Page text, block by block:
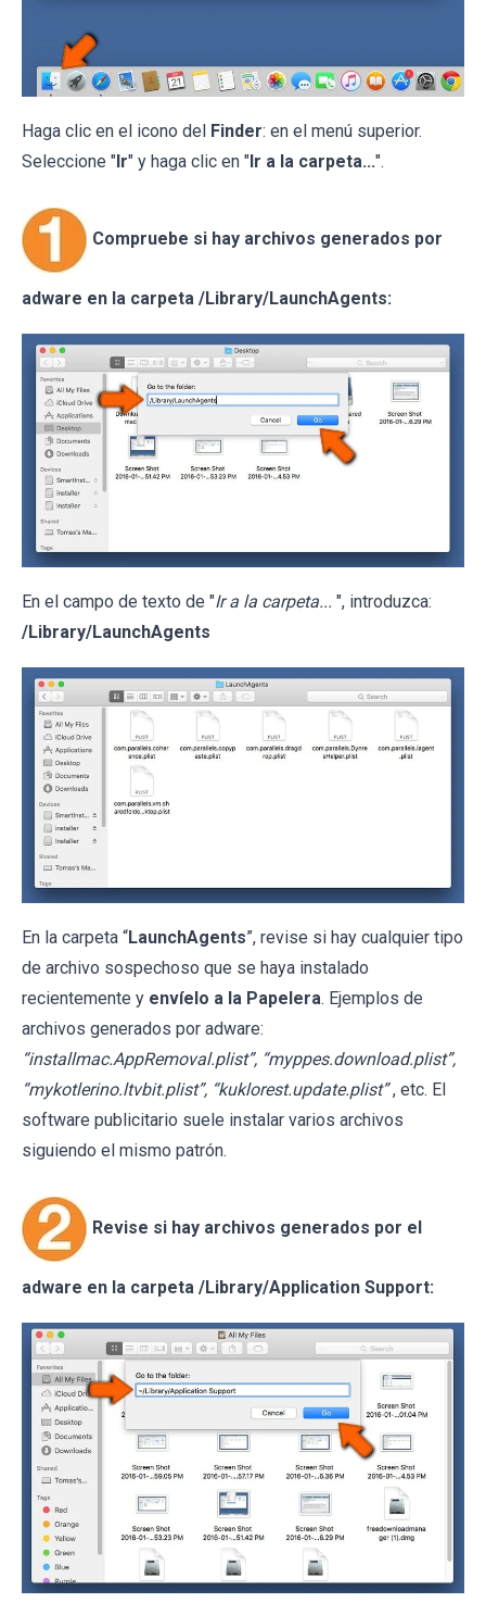
Haga clic en el icono del Finder: en el menú superior.
Seleccione "Ir" y haga clic en "Ir a la carpeta...".
Compruebe si hay archivos generados por
adware en la carpeta /Library/LaunchAgents:
En el campo de texto de "Ir a la carpeta... ", introduzca:
/Library/LaunchAgents
En la carpeta “LaunchAgents”, revise si hay cualquier tipo
de archivo sospechoso que se haya instalado
recientemente y envíelo a la Papelera. Ejemplos de
archivos generados por adware:
“installmac.AppRemoval.plist”, “myppes.download.plist”,
“mykotlerino.ltvbit.plist”, “kuklorest.update.plist” , etc. El
software publicitario suele instalar varios archivos
siguiendo el mismo patrón.
Revise si hay archivos generados por el
adware en la carpeta /Library/Application Support: